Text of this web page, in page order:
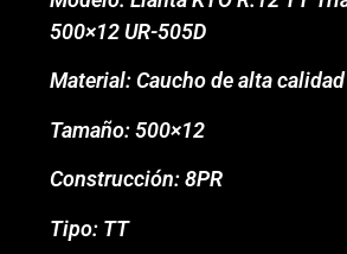
500×12 UR-505D
Material: Caucho de alta calidad
Tamaño: 500×12
Construcción: 8PR
Tipo: TT